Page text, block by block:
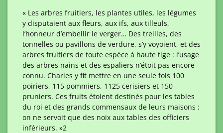
« Les arbres fruitiers, les plantes utiles, les légumes
y disputaient aux fleurs, aux ifs, aux tilleuls,
l’honneur d’embellir le verger… Des treilles, des
tonnelles ou pavillons de verdure, s’y voyoient, et des
arbres fruitiers de toute espèce à haute tige : l’usage
des arbres nains et des espaliers n’étoit pas encore
connu. Charles y fit mettre en une seule fois 100
poiriers, 115 pommiers, 1125 cerisiers et 150
pruniers. Ces fruits étoient destinés pour les tables
du roi et des grands commensaux de leurs maisons :
on ne servoit que des noix aux tables des officiers
inférieurs. »2